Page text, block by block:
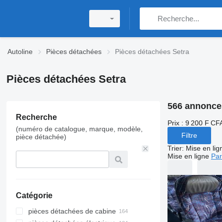
Autoline Pièces détachées Pièces détachées Setra
Pièces détachées Setra
Recherche
(numéro de catalogue, marque, modèle,
pièce détachée)
Catégorie
pièces détachées de cabine
566
Prix : 9 200 F
Filtre
Trier: Mise en
Mise en ligne